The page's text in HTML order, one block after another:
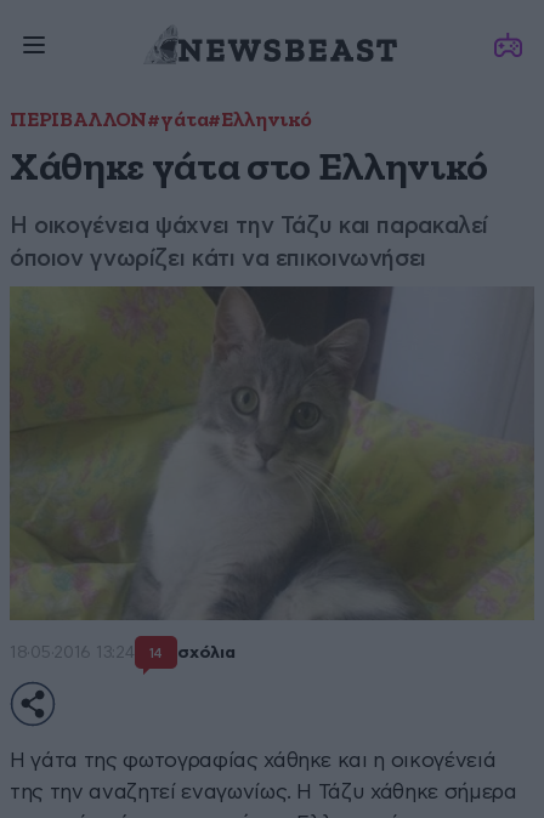
ΠΕΡΙΒΑΛΛΟΝ#γάτα#Ελληνικό
Χάθηκε γάτα στο Ελληνικό
Η οικογένεια ψάχνει την Τάζυ και παρακαλεί
όποιον γνωρίζει κάτι να επικοινωνήσει
18·05·2016 13:24 14 σχόλια
Η γάτα της φωτογραφίας χάθηκε και η οικογένειά
της την αναζητεί εναγωνίως. Η Τάζυ χάθηκε σήμερα